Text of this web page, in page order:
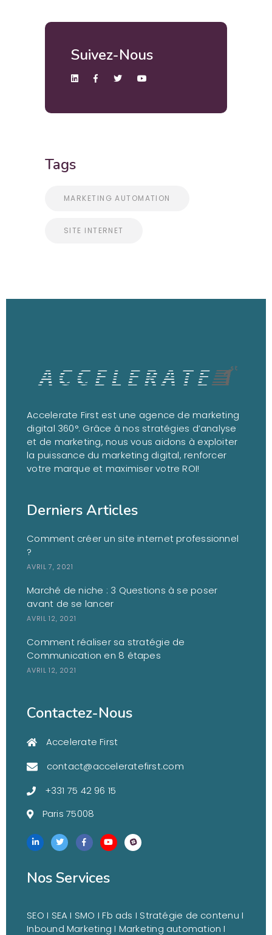
Suivez-Nous
Tags
MARKETING AUTOMATION
SITE INTERNET
Accelerate First est une agence de marketing
digital 360°. Grâce à nos stratégies d’analyse
et de marketing, nous vous aidons à exploiter
la puissance du marketing digital, renforcer
votre marque et maximiser votre ROI!
Derniers Articles
Comment créer un site internet professionnel
?
AVRIL 7, 2021
Marché de niche : 3 Questions à se poser
avant de se lancer
AVRIL 12, 2021
Comment réaliser sa stratégie de
Communication en 8 étapes
AVRIL 12, 2021
Contactez-Nous
Accelerate First
contact@acceleratefirst.com
+331 75 42 96 15
Paris 75008
Nos Services
SEO I SEA I SMO I Fb ads I Stratégie de contenu I
Inbound Marketing I Marketing automation I